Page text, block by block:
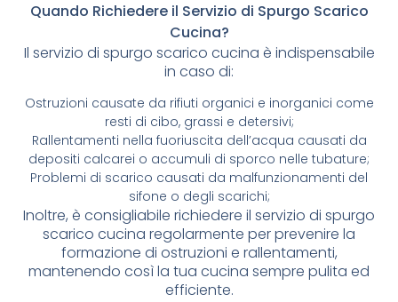
Quando Richiedere il Servizio di Spurgo Scarico
Cucina?
Il servizio di spurgo scarico cucina è indispensabile
in caso di:
Ostruzioni causate da rifiuti organici e inorganici come
resti di cibo, grassi e detersivi;
Rallentamenti nella fuoriuscita dell’acqua causati da
depositi calcarei o accumuli di sporco nelle tubature;
Problemi di scarico causati da malfunzionamenti del
sifone o degli scarichi;
Inoltre, è consigliabile richiedere il servizio di spurgo
scarico cucina regolarmente per prevenire la
formazione di ostruzioni e rallentamenti,
mantenendo così la tua cucina sempre pulita ed
efficiente.